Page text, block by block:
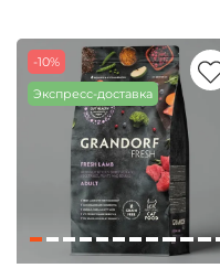
-10%
Экспресс-доставка